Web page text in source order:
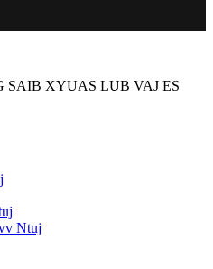
SAIB XYUAS LUB VAJ ES
Ntuj